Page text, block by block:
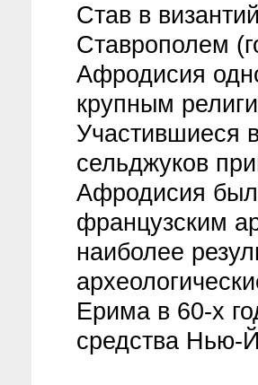
Став в
Ставрополем
Афродисия
крупным
Участившиеся
сельджуков
Афродисия
французским
наиболее
Ерима в 60-х
средства Нью-